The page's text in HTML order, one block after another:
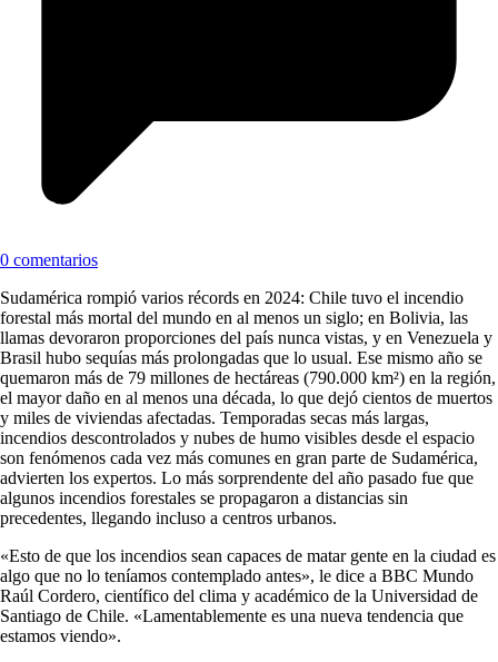
0 comentarios
Sudamérica rompió varios récords en 2024: Chile tuvo el incendio
forestal más mortal del mundo en al menos un siglo; en Bolivia, las
llamas devoraron proporciones del país nunca vistas, y en Venezuela y
Brasil hubo sequías más prolongadas que lo usual. Ese mismo año se
quemaron más de 79 millones de hectáreas (790.000 km²) en la región,
el mayor daño en al menos una década, lo que dejó cientos de muertos
y miles de viviendas afectadas. Temporadas secas más largas,
incendios descontrolados y nubes de humo visibles desde el espacio
son fenómenos cada vez más comunes en gran parte de Sudamérica,
advierten los expertos. Lo más sorprendente del año pasado fue que
algunos incendios forestales se propagaron a distancias sin
precedentes, llegando incluso a centros urbanos.
«Esto de que los incendios sean capaces de matar gente en la ciudad es
algo que no lo teníamos contemplado antes», le dice a BBC Mundo
Raúl Cordero, científico del clima y académico de la Universidad de
Santiago de Chile. «Lamentablemente es una nueva tendencia que
estamos viendo».